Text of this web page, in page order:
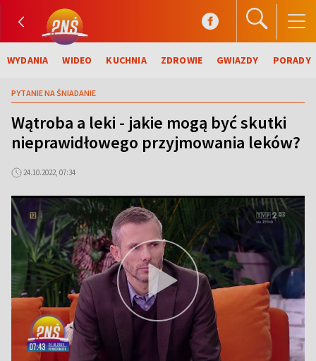
WYDANIA WIDEO KUCHNIA ZDROWIE GWIAZDY PORADY
PYTANIE NA ŚNIADANIE
Wątroba a leki - jakie mogą być skutki
nieprawidłowego przyjmowania leków?
24.10.2022, 07:34